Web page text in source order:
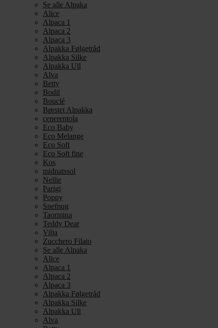
Se alle Alpaka
Alice
Alpaca 1
Alpaca 2
Alpaca 3
Alpakka Følgetråd
Alpakka Silke
Alpakka Ull
Alva
Betty
Bodil
Bouclé
Børstet Alpakka
cenerentola
Eco Baby
Eco Melange
Eco Soft
Eco Soft fine
Kos
midnatssol
Nellie
Parigi
Poppy
Snefnug
Taormina
Teddy Dear
Vilja
Zucchero Filato
Se alle Alpaka
Alice
Alpaca 1
Alpaca 2
Alpaca 3
Alpakka Følgetråd
Alpakka Silke
Alpakka Ull
Alva